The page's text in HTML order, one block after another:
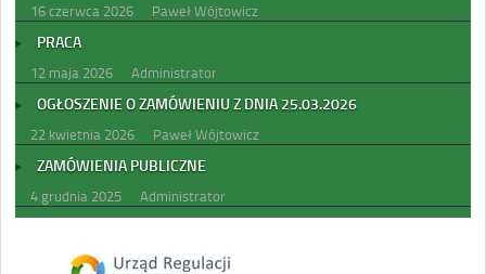
16 czerwca 2026 Paweł Wójtowicz
PRACA
12 maja 2026 Administrator
OGŁOSZENIE O ZAMÓWIENIU Z DNIA 25.03.2026
22 kwietnia 2026 Paweł Wójtowicz
ZAMÓWIENIA PUBLICZNE
4 grudnia 2025 Administrator